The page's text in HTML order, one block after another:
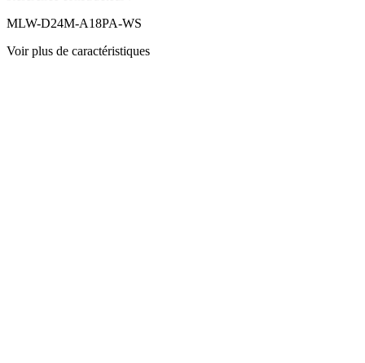
MLW-D24M-A18PA-WS
Voir plus de caractéristiques